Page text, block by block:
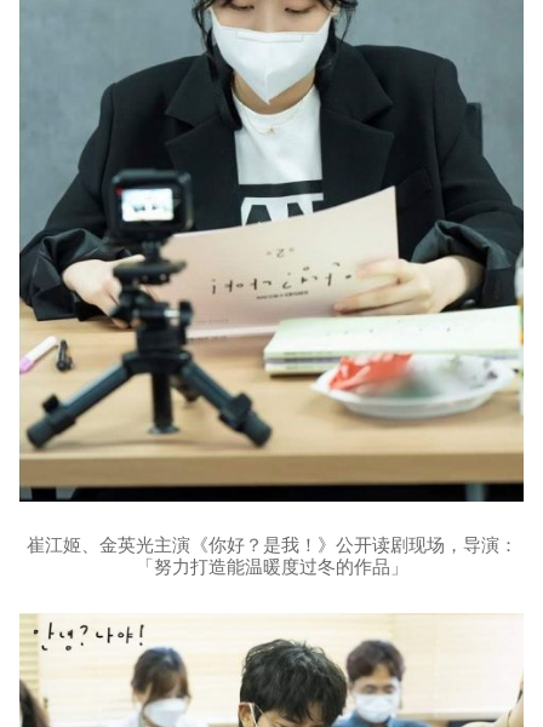
崔江姬、金英光主演《你好？是我！》公开读剧现场，导演：
「努力打造能温暖度过冬的作品」